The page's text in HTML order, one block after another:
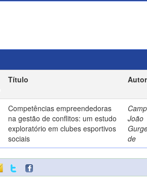
Título Autor
Competências empreendedoras
na gestão de conflitos: um estudo
exploratório em clubes esportivos
sociais
João
de